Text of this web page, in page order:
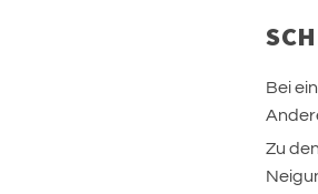
Bei
Zu